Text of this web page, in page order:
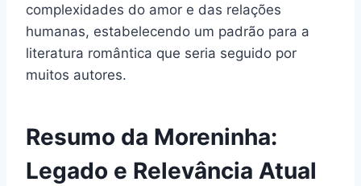
complexidades do amor e das relações
humanas, estabelecendo um padrão para a
literatura romântica que seria seguido por
muitos autores.
Resumo da Moreninha:
Legado e Relevância Atual